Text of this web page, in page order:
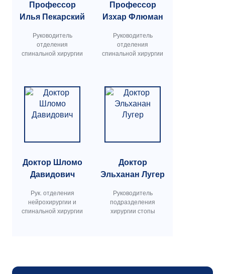
Профессор
Илья Пекарский
Руководитель
отделения
спинальной хирургии
Профессор
Изхар Флюман
Руководитель
отделения
спинальной хирургии
Доктор Шломо
Давидович
Рук. отделения
нейрохирургии и
спинальной хирургии
Доктор
Эльханан Лугер
Руководитель
подразделения
хирургии стопы